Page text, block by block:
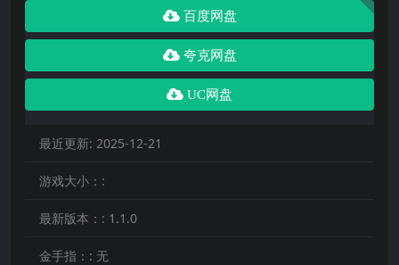
百度网盘
夸克网盘
UC网盘
最近更新: 2025-12-21
游戏大小：:
最新版本：: 1.1.0
金手指：: 无